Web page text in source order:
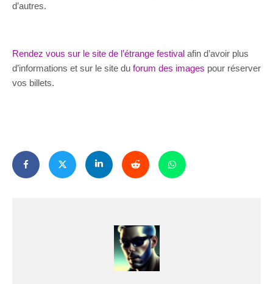
d’autres.
Rendez vous sur le site de l’étrange festival afin d’avoir plus
d’informations et sur le site du forum des images pour réserver
vos billets.